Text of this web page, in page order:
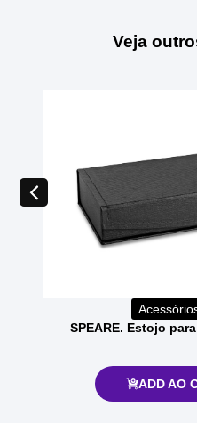
Veja
SPEARE. Estojo
ADD AO